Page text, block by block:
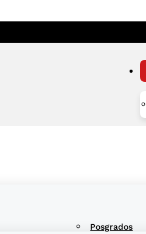
Posgrados